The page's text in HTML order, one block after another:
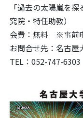
「過去の太陽嵐を
究院・特任助教）
会費：無料 ※事前
お問合せ先：名古
TEL：052-747-6303